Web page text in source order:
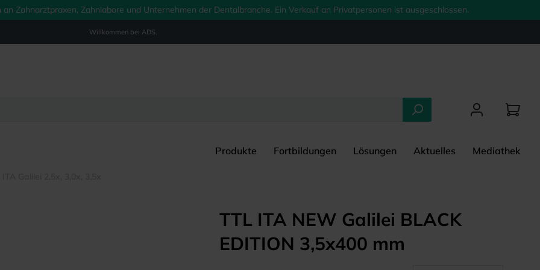
Zahnarztpraxen, Zahnlabore und Unternehmen der Dentalbranche. Ein Verkauf an Privatpersonen ist ausgeschlossen.
Willkommen bei ADS.
Produkte Fortbildungen Lösungen Aktuelles Mediathek
TTL ITA NEW Galilei BLACK
EDITION 3,5x400 mm